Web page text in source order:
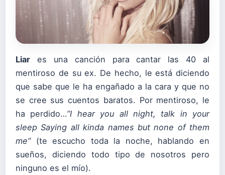
Liar es una canción para cantar las 40 al
mentiroso de su ex. De hecho, le está diciendo
que sabe que le ha engañado a la cara y que no
se cree sus cuentos baratos. Por mentiroso, le
ha perdido…”I hear you all night, talk in your
sleepSaying all kinda names but none of them
me”(te escucho toda la noche, hablando en
sueños, diciendo todo tipo de nosotros pero
ninguno es el mío).